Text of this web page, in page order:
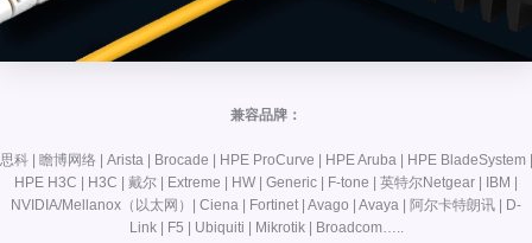
兼容品牌：
思科 | 瞻博网络 | Arista | Brocade | HPE ProCurve | HPE Aruba | HPE BladeSystem |
HPE H3C | H3C | 戴尔 | Extreme | HW | Generic | F-tone | 英特尔Netgear | IBM |
NVIDIA/Mellanox（以太网）| Ciena | Fortinet | Avago | Avaya | 阿尔卡特朗讯 | D-
Link | F5 | Ubiquiti | Mikrotik | Broadcom…..